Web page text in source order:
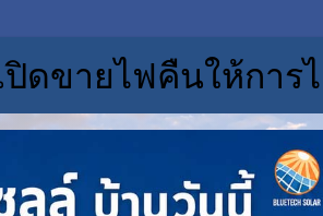
ปิดขายไฟคืนให้การ